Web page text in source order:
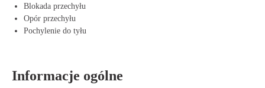
maksymalnego wsparcia.
System zawieszenia AireWeave – Wygodne i przewiewne siedzisko
do długotrwałego użytkowania.
Trwałe i przyjazne dla środowiska – Wykonane z materiałów
pochodzących z recyklingu i zaprojektowane z myślą o długiej
Blokada przechyłu
Opór przechyłu
Pochylenie do tyłu
Informacje ogólne